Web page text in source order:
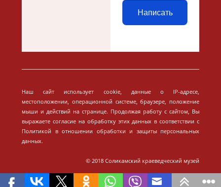
Написать
Наш сайт использует cookie, данные о IP-адресе,
местоположении, операционной системе, браузере, положение
мыши и действий на странице. Продолжая работу с сайтом, Вы
выражаете согласие на обработку этих данных в соответствии с
Политикой в отношении обработки и защиты персональных
данных.
© 2018 Соликамский краеведческий музей